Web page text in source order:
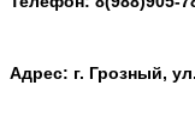
Адрес: г. Грозный,